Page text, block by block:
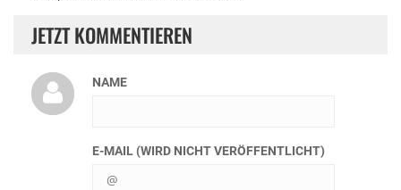
JETZT KOMMENTIEREN
NAME
E-MAIL (WIRD NICHT VERÖFFENTLICHT)